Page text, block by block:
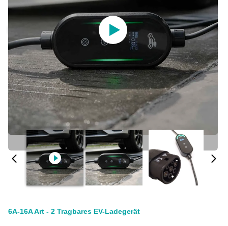
6A-16A Art - 2 Tragbares EV-Ladegerät